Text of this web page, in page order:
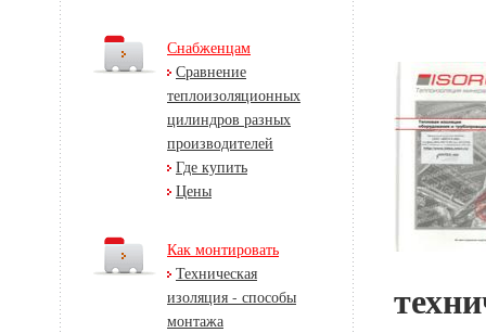
Снабженцам
Сравнение
теплоизоляционных
цилиндров разных
производителей
Где купить
Цены
Как монтировать
Техническая
изоляция - способы
монтажа